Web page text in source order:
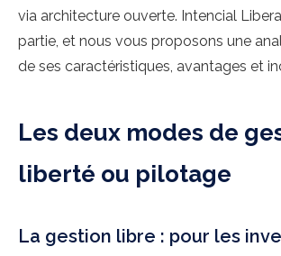
via architecture ouverte. Intencial
partie, et nous vous proposons une
de ses caractéristiques, avantages et
Les deux modes de
liberté ou pilotage
La gestion libre : pour les